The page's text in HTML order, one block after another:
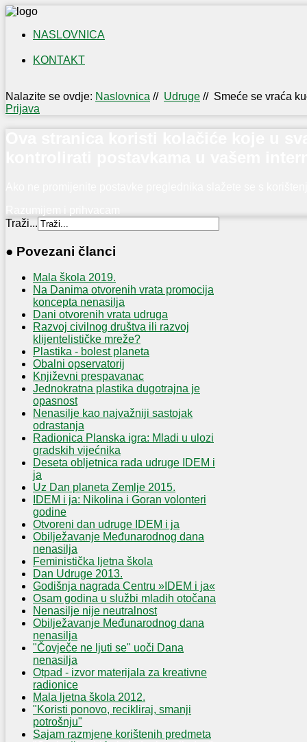
NASLOVNICA
KONTAKT
Nalazite se ovdje: Naslovnica // Udruge // Smeće se vraća
Prijava
Traži...
● Povezani članci
Mala škola 2019.
Na Danima otvorenih vrata promocija
koncepta nenasilja
Dani otvorenih vrata udruga
Razvoj civilnog društva ili razvoj
klijentelističke mreže?
Plastika - bolest planeta
Obalni opservatorij
Književni prespavanac
Jednokratna plastika dugotrajna je
opasnost
Nenasilje kao najvažniji sastojak
odrastanja
Radionica Planska igra: Mladi u ulozi
gradskih vijećnika
Deseta obljetnica rada udruge IDEM i
ja
Uz Dan planeta Zemlje 2015.
IDEM i ja: Nikolina i Goran volonteri
godine
Otvoreni dan udruge IDEM i ja
Obilježavanje Međunarodnog dana
nenasilja
Feministička ljetna škola
Dan Udruge 2013.
Godišnja nagrada Centru »IDEM i ja«
Osam godina u službi mladih otočana
Nenasilje nije neutralnost
Obilježavanje Međunarodnog dana
nenasilja
"Čovječe ne ljuti se" uoči Dana
nenasilja
Otpad - izvor materijala za kreativne
radionice
Mala ljetna škola 2012.
"Koristi ponovo, recikliraj, smanji
potrošnju"
Sajam razmjene korištenih predmeta
NAŠI
OTOČANI
U